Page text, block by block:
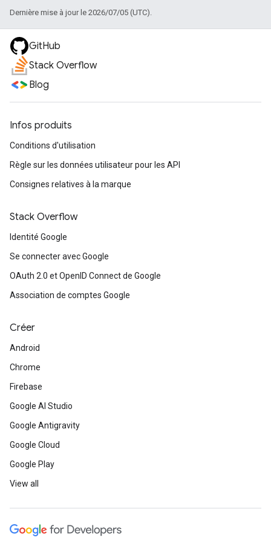
Dernière mise à jour le 2026/07/05 (UTC).
GitHub
Stack Overflow
Blog
Infos produits
Conditions d'utilisation
Règle sur les données utilisateur pour les API
Consignes relatives à la marque
Stack Overflow
Identité Google
Se connecter avec Google
OAuth 2.0 et OpenID Connect de Google
Association de comptes Google
Créer
Android
Chrome
Firebase
Google AI Studio
Google Antigravity
Google Cloud
Google Play
View all